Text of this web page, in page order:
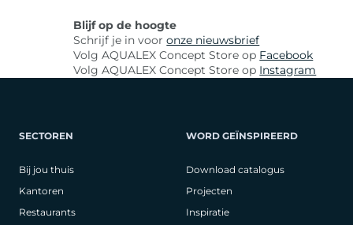
Blijf op de hoogte
Schrijf je in vooronze nieuwsbrief
Volg AQUALEX Concept Store op Facebook
Volg AQUALEX Concept Store op Instagram
SECTOREN
Bij jou thuis
Kantoren
Restaurants
WORD GEÏNSPIREERD
Download catalogus
Projecten
Inspiratie